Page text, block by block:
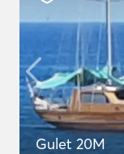
Gulet 20M